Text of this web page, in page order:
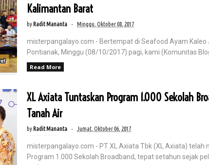
Kalimantan Barat
by Radit Mananta Minggu, Oktober 08, 2017
misterpangalayo.com - Bertempat di Seafood Ayam Kaleo
Pontianak, Minggu (08/10/2017) pagi, kami (Komunitas
Read More
XL Axiata Tuntaskan Program 1.000 Sekolah
Tanah Air
by Radit Mananta Jumat, Oktober 06, 2017
misterpangalayo.com - PT XL Axiata Tbk (XL Axiata) telah
Program 1.000 Sekolah Broadband, tepat setahun sejak